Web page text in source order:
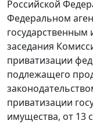
Российской
Федеральном
заседания
приватизации
подлежащего
приватизации
имущества, от 13